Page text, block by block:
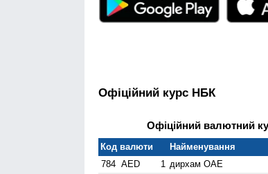
Офіційний курс НБК
Офіційний валютний
Код валюти Найменування
784 AED 1 дирхам ОАЕ